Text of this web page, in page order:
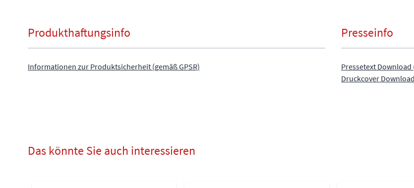
Produkthaftungsinfo
Informationen zur Produktsicherheit (gemäß GPSR)
Presseinfo
Pressetext Download
Druckcover
Das könnte Sie auch interessieren